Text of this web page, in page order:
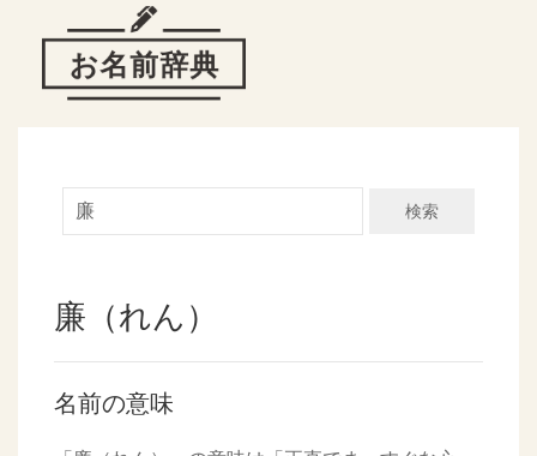
検索
廉（れん）
名前の意味